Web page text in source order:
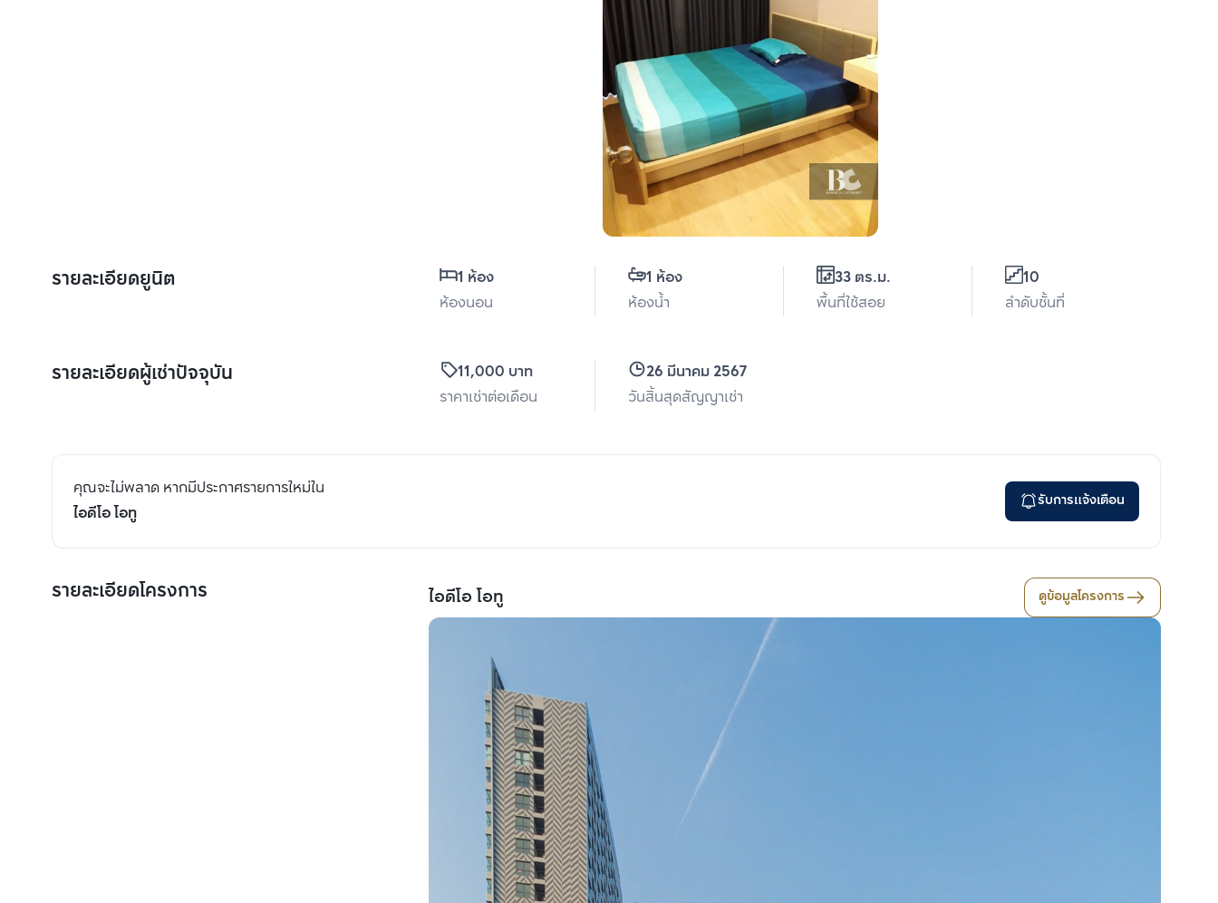
รายละเอียดยูนิต
1 ห้อง
ห้องนอน
1 ห้อง
ห้องน้ำ
33 ตร.ม.
พื้นที่ใช้สอย
10
ลำดับชั้นที่
รายละเอียดผู้เช่าปัจจุบัน
11,000 บาท
ราคาเช่าต่อเดือน
26 มีนาคม 2567
วันสิ้นสุดสัญญาเช่า
คุณจะไม่พลาด หากมีประกาศรายการใหม่ใน
ไอดีโอ โอทู
รับการแจ้งเตือน
รายละเอียดโครงการ ไอดีโอ โอทู ดูข้อมูลโครงการ